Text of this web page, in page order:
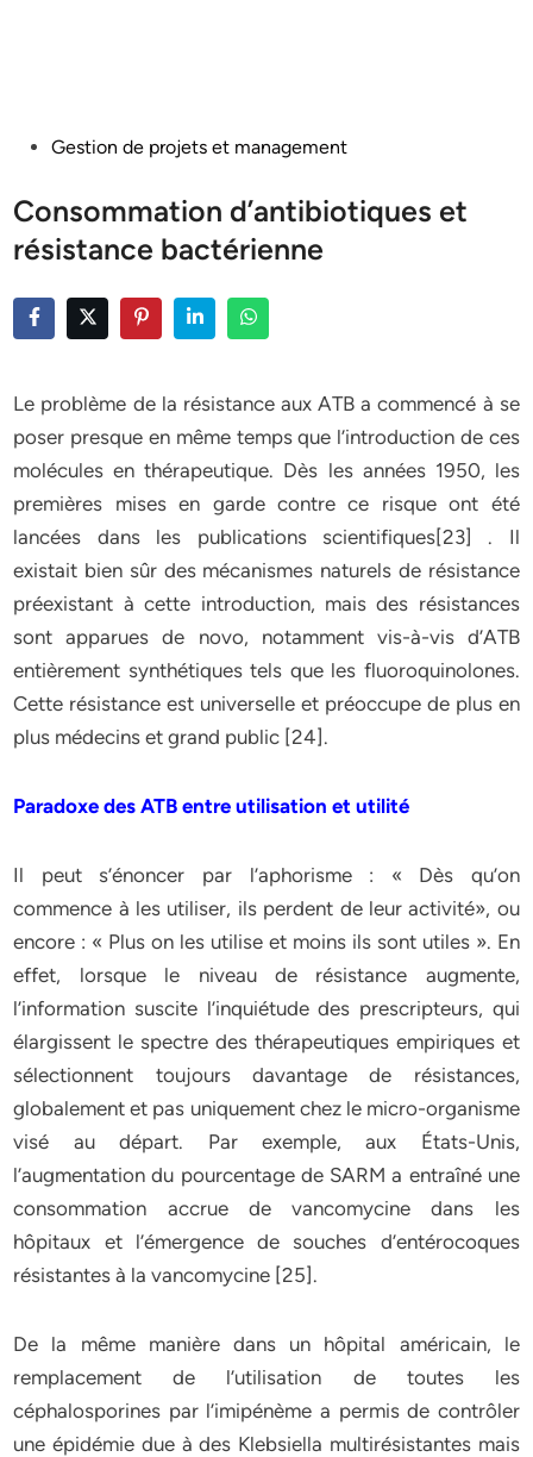
PostedGestion de projets et management
Consommation d’antibiotiques et
résistance bactérienne
Le problème de la résistance aux ATB a commencé à se
poser presque en même temps que l’introduction de ces
molécules en thérapeutique. Dès les années 1950, les
premières mises en garde contre ce risque ont été
lancées dans les publications scientifiques[23] . Il
existait bien sûr des mécanismes naturels de résistance
préexistant à cette introduction, mais des résistances
sont apparues de novo, notamment vis-à-vis d’ATB
entièrement synthétiques tels que les fluoroquinolones.
Cette résistance est universelle et préoccupe de plus en
plus médecins et grand public [24].
Paradoxe des ATB entre utilisation et utilité
Il peut s’énoncer par l’aphorisme : « Dès qu’on
commence à les utiliser, ils perdent de leur activité», ou
encore : « Plus on les utilise et moins ils sont utiles ». En
effet, lorsque le niveau de résistance augmente,
l’information suscite l’inquiétude des prescripteurs, qui
élargissent le spectre des thérapeutiques empiriques et
sélectionnent toujours davantage de résistances,
globalement et pas uniquement chez le micro-organisme
visé au départ. Par exemple, aux États-Unis,
l’augmentation du pourcentage de SARM a entraîné une
consommation accrue de vancomycine dans les
hôpitaux et l’émergence de souches d’entérocoques
résistantes à la vancomycine [25].
De la même manière dans un hôpital américain, le
remplacement de l’utilisation de toutes les
céphalosporines par l’imipénème a permis de contrôler
une épidémie due à des Klebsiella multirésistantes mais